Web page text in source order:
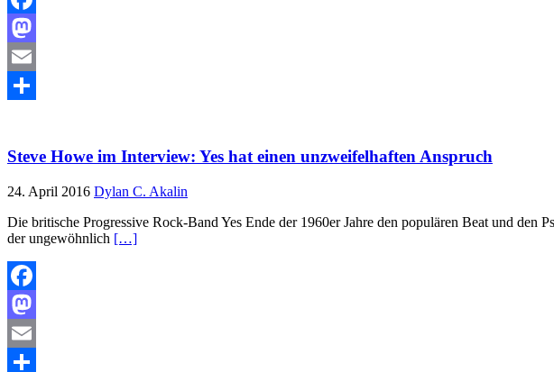
Facebook
Mastodon
Email
Steve Howe im Interview: Yes hat einen unzweifelhaften Anspruch
24. April 2016 Dylan C. Akalin
Die britische Progressive Rock-Band Yes Ende der 1960er Jahre den populären Beat und
der ungewöhnlich […]
Facebook
Mastodon
Email